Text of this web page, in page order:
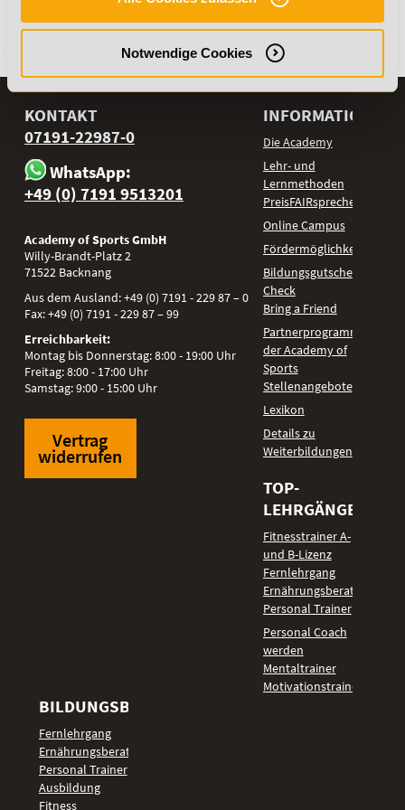
Notwendige Cookies
KONTAKT
07191-22987-0
WhatsApp:
+49 (0) 7191 9513201
Academy of Sports GmbH
Willy-Brandt-Platz 2
71522 Backnang
Aus dem Ausland:+49 (0) 7191 - 229 87 – 0
Fax:+49 (0) 7191 - 229 87 – 99
Erreichbarkeit:
Montag bis Donnerstag: 8:00 - 19:00 Uhr
Freitag: 8:00 - 17:00 Uhr
Samstag: 9:00 - 15:00 Uhr
Vertrag
widerrufen
INFORMATIONEN
Die Academy
Lehr- und
Lernmethoden
PreisFAIRsprechen
Online Campus
Fördermöglichkeiten
Bildungsgutschein
Check
Bring a Friend
Partnerprogramm
der Academy of
Sports
Stellenangebote
Lexikon
Details zu
Weiterbildungen
TOP-
LEHRGÄNGE
Fitnesstrainer A-
und B-Lizenz
Fernlehrgang
Ernährungsberater
Personal Trainer
Personal Coach
werden
Mentaltrainer
Motivationstrainer
BILDUNGSBEREICHE
Fernlehrgang
Ernährungsberater
Personal Trainer
Ausbildung
Fitness